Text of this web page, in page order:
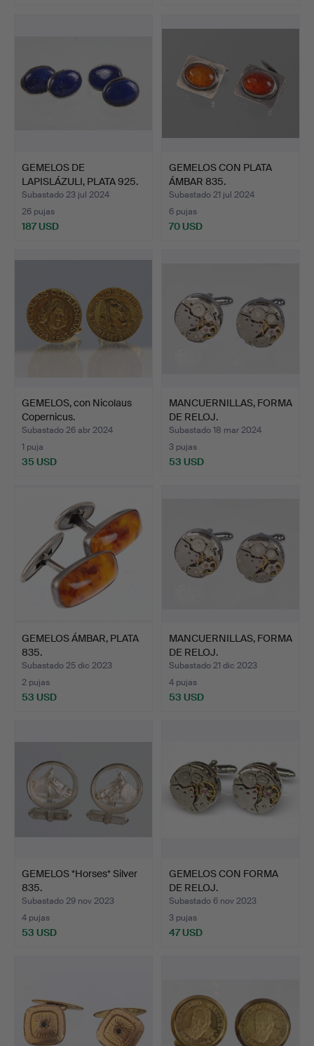
GEMELOS DE
LAPISLÁZULI, PLATA 925.
Subastado 23 jul 2024
26 pujas
187 USD
GEMELOS CON PLATA
ÁMBAR 835.
Subastado 21 jul 2024
6 pujas
70 USD
GEMELOS, con Nicolaus
Copernicus.
Subastado 26 abr 2024
1 puja
35 USD
MANCUERNILLAS, FORMA
DE RELOJ.
Subastado 18 mar 2024
3 pujas
53 USD
GEMELOS ÁMBAR, PLATA
835.
Subastado 25 dic 2023
2 pujas
53 USD
MANCUERNILLAS, FORMA
DE RELOJ.
Subastado 21 dic 2023
4 pujas
53 USD
GEMELOS *Horses* Silver
835.
Subastado 29 nov 2023
4 pujas
53 USD
GEMELOS CON FORMA
DE RELOJ.
Subastado 6 nov 2023
3 pujas
47 USD